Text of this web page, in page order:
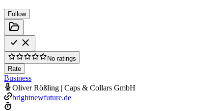
Follow
No ratings
Rate
Business
Oliver Rößling | Caps & Collars GmbH
brightnewfuture.de